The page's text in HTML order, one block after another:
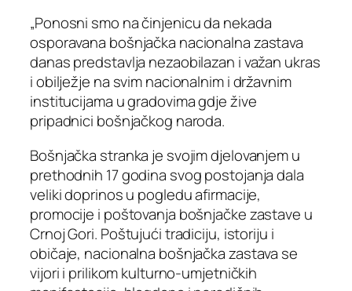
„Ponosni smo na činjenicu da nekada
osporavana bošnjačka nacionalna zastava
danas predstavlja nezaobilazan i važan ukras
i obilježje na svim nacionalnim i državnim
institucijama u gradovima gdje žive
pripadnici bošnjačkog naroda.
Bošnjačka stranka je svojim djelovanjem u
prethodnih 17 godina svog postojanja dala
veliki doprinos u pogledu afirmacije,
promocije i poštovanja bošnjačke zastave u
Crnoj Gori. Poštujući tradiciju, istoriju i
običaje, nacionalna bošnjačka zastava se
vijori i prilikom kulturno-umjetničkih